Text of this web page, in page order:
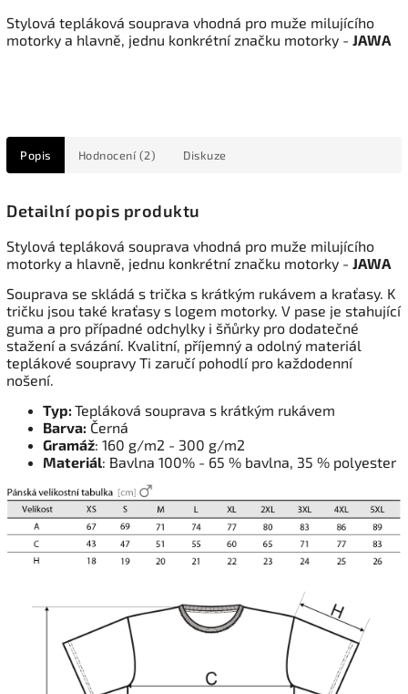
Stylová tepláková souprava vhodná pro muže milujícího
motorky a hlavně, jednu konkrétní značku motorky - JAWA
Popis Hodnocení (2) Diskuze
Detailní popis produktu
Stylová tepláková souprava vhodná pro muže milujícího
motorky a hlavně, jednu konkrétní značku motorky - JAWA
Souprava se skládá s trička s krátkým rukávem a kraťasy. K
tričku jsou také kraťasy s logem motorky. V pase je stahující
guma a pro případné odchylky i šňůrky pro dodatečné
stažení a svázání. Kvalitní, příjemný a odolný materiál
teplákové soupravy Ti zaručí pohodlí pro každodenní
nošení.
Typ: Tepláková souprava s krátkým rukávem
Barva: Černá
Gramáž: 160 g/m2 - 300 g/m2
Materiál: Bavlna 100% - 65 % bavlna, 35 % polyester